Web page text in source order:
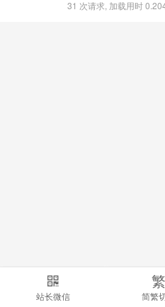
31 次请求, 加载用时
站长微信
繁
简繁